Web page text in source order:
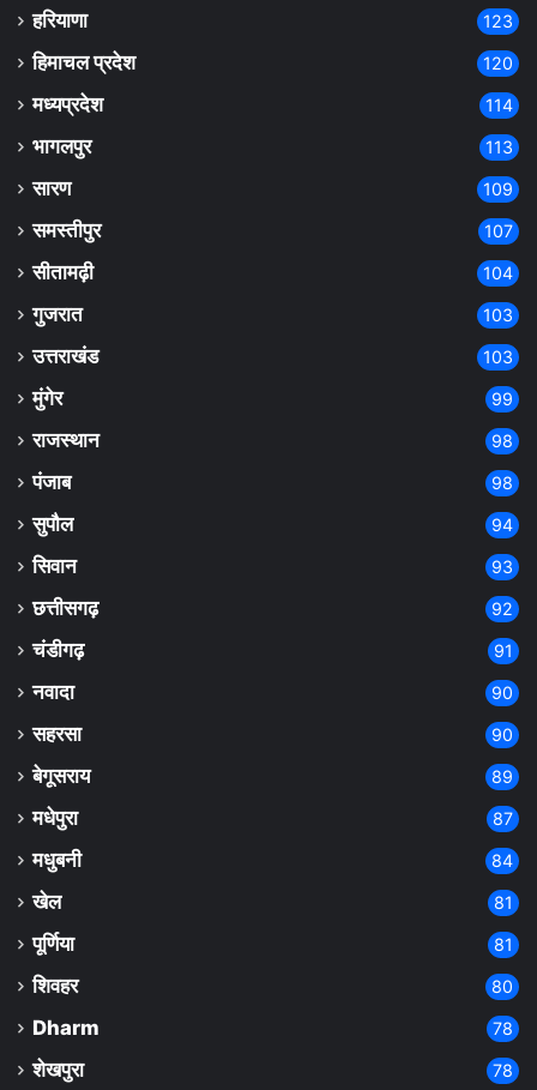
हरियाणा 123
हिमाचल प्रदेश 120
मध्यप्रदेश 114
भागलपुर 113
सारण 109
समस्तीपुर 107
सीतामढ़ी 104
गुजरात 103
उत्तराखंड 103
मुंगेर 99
राजस्थान 98
पंजाब 98
सुपौल 94
सिवान 93
छत्तीसगढ़ 92
चंडीगढ़ 91
नवादा 90
सहरसा 90
बेगूसराय 89
मधेपुरा 87
मधुबनी 84
खेल 81
पूर्णिया 81
शिवहर 80
Dharm 78
शेखपुरा 78